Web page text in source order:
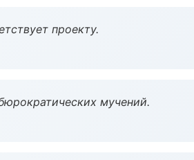
проекту.
мучений.